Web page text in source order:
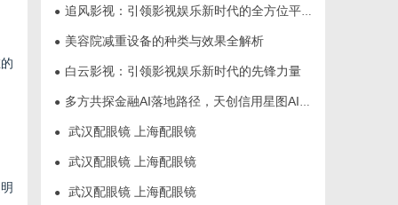
● 追风影视：引领影视娱乐新时代的全方位平台
● 美容院减重设备的种类与效果全解析
● 白云影视：引领影视娱乐新时代的先锋力量
● 多方共探金融AI落地路径，天创信用星图AI助力产业金融智能升级
● 武汉配眼镜 上海配眼镜
● 武汉配眼镜 上海配眼镜
● 武汉配眼镜 上海配眼镜